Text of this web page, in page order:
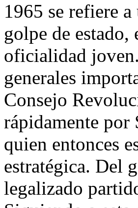
1965 se refiere
golpe de
oficialidad
generales
Consejo
rápidamente por
quien entonces
estratégica. Del
legalizado